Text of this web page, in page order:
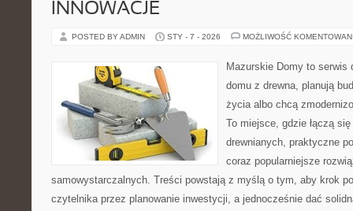
INNOWACJE
POSTED BY ADMIN STY - 7 - 2026 MOŻLIWOŚĆ
Mazurskie Domy to serwis
domu z drewna, planują
życia albo chcą
To miejsce, gdzie łączą
drewnianych, praktyczne
coraz popularniejsze
samowystarczalnych. Treści powstają z myślą o tym, aby krok
czytelnika przez planowanie inwestycji, a jednocześnie dać